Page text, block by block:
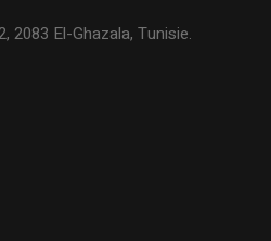
2083 El-Ghazala, Tunisie.